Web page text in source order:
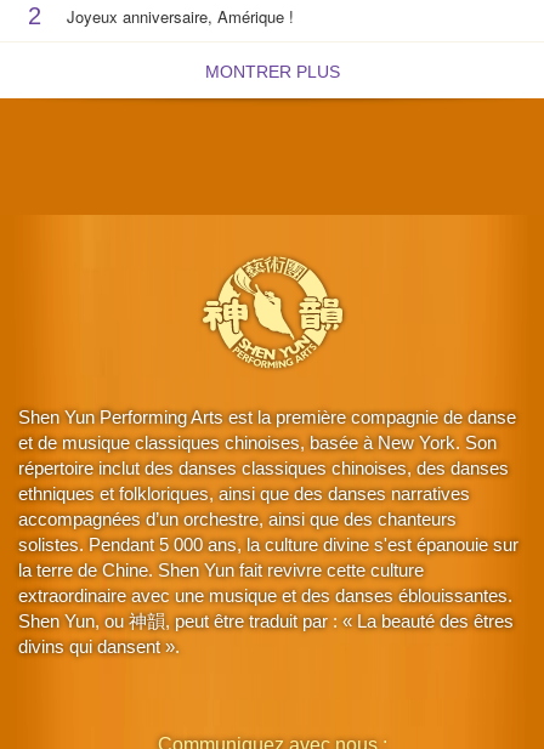
2 Joyeux anniversaire, Amérique !
MONTRER PLUS
Shen Yun Performing Arts est la première compagnie de danse
et de musique classiques chinoises, basée à New York. Son
répertoire inclut des danses classiques chinoises, des danses
ethniques et folkloriques, ainsi que des danses narratives
accompagnées d’un orchestre, ainsi que des chanteurs
solistes. Pendant 5 000 ans, la culture divine s'est épanouie sur
la terre de Chine. Shen Yun fait revivre cette culture
extraordinaire avec une musique et des danses éblouissantes.
Shen Yun, ou 神韻, peut être traduit par : « La beauté des êtres
divins qui dansent ».
Communiquez avec nous :